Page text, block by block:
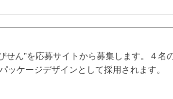
ん”を応募サイトから募集します。４名
ケージデザインとして採用されます。